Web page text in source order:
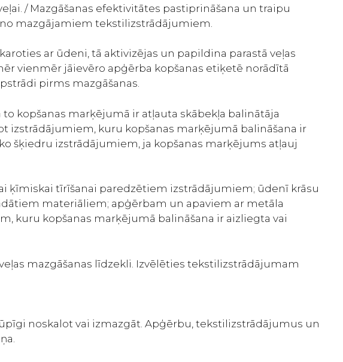
/ Mazgāšanas efektivitātes pastiprināšana un traipu
mazgājamiem tekstilizstrādājumiem.
ar ūdeni, tā aktivizējas un papildina parastā veļas
vienmēr jāievēro apģērba kopšanas etiķetē norādītā
pirms mazgāšanas.
kopšanas marķējumā ir atļauta skābekļa balinātāja
izstrādājumiem, kuru kopšanas marķējumā balināšana ir
šķiedru izstrādājumiem, ja kopšanas marķējums atļauj
ķīmiskai tīrīšanai paredzētiem izstrādājumiem; ūdenī krāsu
materiāliem; apģērbam un apaviem ar metāla
kuru kopšanas marķējumā balināšana ir aizliegta vai
mazgāšanas līdzekli. Izvēlēties tekstilizstrādājumam
noskalot vai izmazgāt. Apģērbu, tekstilizstrādājumus un